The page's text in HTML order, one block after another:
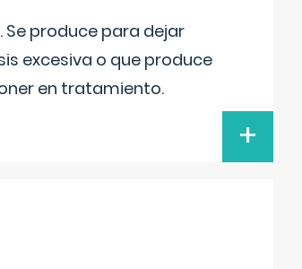
Se produce para dejar
excesiva o que produce
en tratamiento.
+